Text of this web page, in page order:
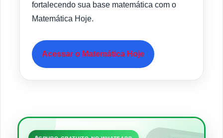
fortalecendo sua base matemática com o
Matemática Hoje.
Acessar o Matemática Hoje